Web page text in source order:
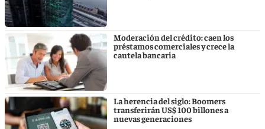
Moderación del crédito: caen los
préstamos comerciales y crece la
cautela bancaria
La herencia del siglo: Boomers
transferirán US$ 100 billones a
nuevas generaciones